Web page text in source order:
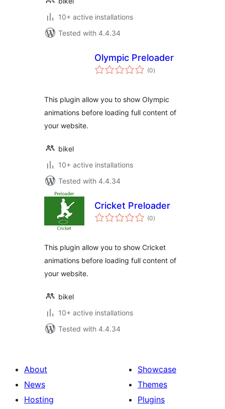
10+ active installations
Tested with 4.4.34
Olympic Preloader
(0total
ratings
)
This plugin allow you to show Olympic
animations before loading full content of
your website.
bikel
10+ active installations
Tested with 4.4.34
Cricket Preloader
(0total
ratings
)
This plugin allow you to show Cricket
animations before loading full content of
your website.
bikel
10+ active installations
Tested with 4.4.34
About
News
Hosting
Showcase
Themes
Plugins